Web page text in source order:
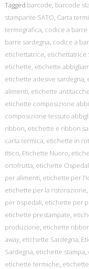
Tagged barcode, barcode
stampante SATO, Carta
termografica, codice a barre
barre sardegna, codice a
etichettatrice, etichettatrice
etichette, etichette
etichette adesive sardegna,
alimenti, etichette
etichette composizione
composizione tessuto
ribbon, etichette e ribbon
carta termica, etichette in
ittico, Etichette Nuoro,
ortofrutta, etichette
per alimenti, etichette per
etichette per la ristorazione,
per ospedali, etichette per
etichette prestampate,
produzione, etichette
away, etichette Sardegna,
Sardegna, etichette stampa,
etichette termiche,